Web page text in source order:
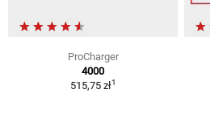
ProCharger
4000
515,75 zł1